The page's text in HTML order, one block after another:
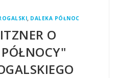
, DALEKA PÓŁNOC
O